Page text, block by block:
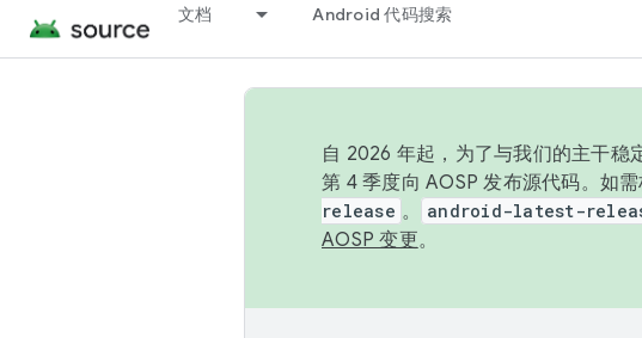
文档 Android 代码搜索
自 2026 年起，为了与我们的主干稳
第 4 季度向 AOSP 发布源代码。如
release 。 android-latest-
AOSP 变更。